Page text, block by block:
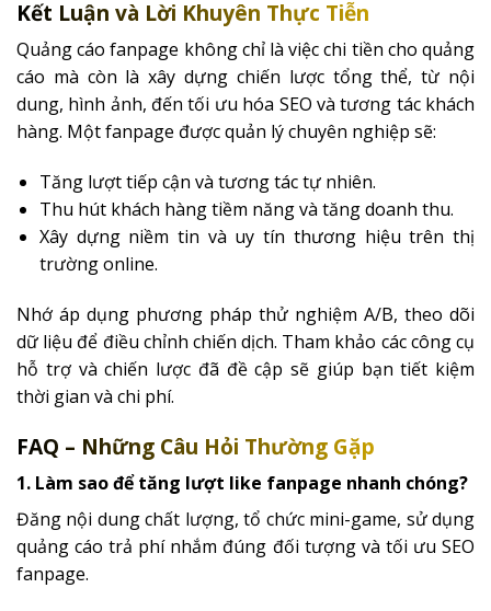
Kết Luận và Lời Khuyên Thực Tiễn
Quảng cáo fanpage không chỉ là việc chi tiền cho quảng
cáo mà còn là xây dựng chiến lược tổng thể, từ nội
dung, hình ảnh, đến tối ưu hóa SEO và tương tác khách
hàng. Một fanpage được quản lý chuyên nghiệp sẽ:
Tăng lượt tiếp cận và tương tác tự nhiên.
Thu hút khách hàng tiềm năng và tăng doanh thu.
Xây dựng niềm tin và uy tín thương hiệu trên thị
trường online.
Nhớ áp dụng phương pháp thử nghiệm A/B, theo dõi
dữ liệu để điều chỉnh chiến dịch. Tham khảo các công cụ
hỗ trợ và chiến lược đã đề cập sẽ giúp bạn tiết kiệm
thời gian và chi phí.
FAQ – Những Câu Hỏi Thường Gặp
1. Làm sao để tăng lượt like fanpage nhanh chóng?
Đăng nội dung chất lượng, tổ chức mini-game, sử dụng
quảng cáo trả phí nhắm đúng đối tượng và tối ưu SEO
fanpage.